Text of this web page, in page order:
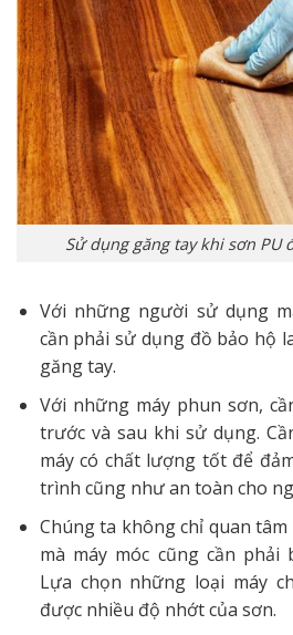
Sử dụng găng tay khi sơn PU
Với những người sử dụng
cần phải sử dụng đồ bảo hộ
găng tay.
Với những máy phun sơn,
trước và sau khi sử dụng.
máy có chất lượng tốt để
trình cũng như an toàn cho
Chúng ta không chỉ quan
mà máy móc cũng cần
Lựa chọn những loại máy
được nhiều độ nhớt của sơn.